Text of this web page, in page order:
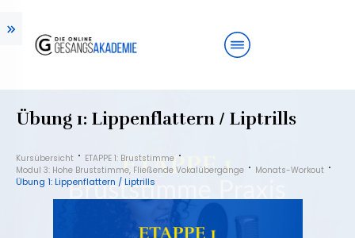
Übung 1: Lippenflattern / Liptrills
Kursübersicht
ETAPPE 1: Bruststimme
Modul 3: Hohe Bruststimme, Fließende Vokalübergänge
Monats-Workout
Übung 1: Lippenflattern / Liptrills